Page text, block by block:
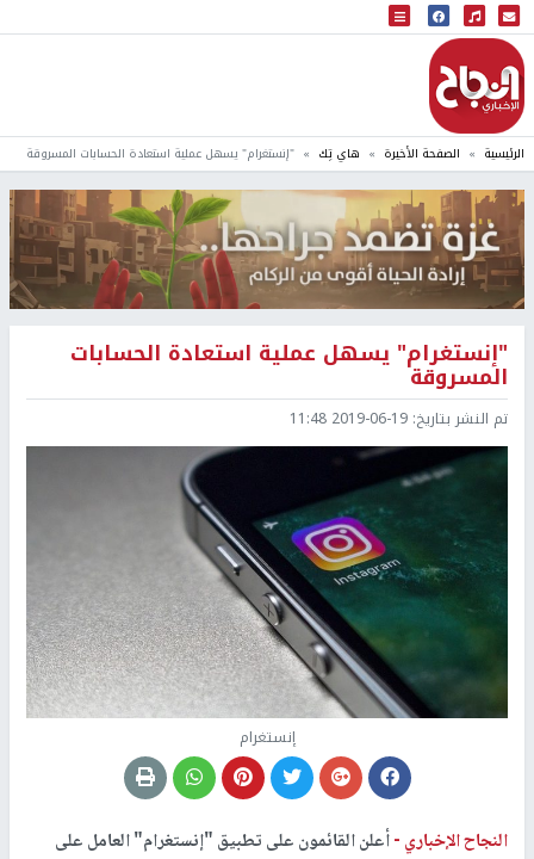
البث المباشر
إذاعة النجاح
الرئيسية الصفحة الأخيرة هاي تِك "إنستغرام" يسهل عملية استعادة الحسابات المسروقة
"إنستغرام" يسهل عملية استعادة الحسابات
المسروقة
تم النشر بتاريخ: 2019-06-19 11:48
إنستغرام
النجاح الإخباري -أعلن القائمون على تطبيق "إنستغرام" العامل على